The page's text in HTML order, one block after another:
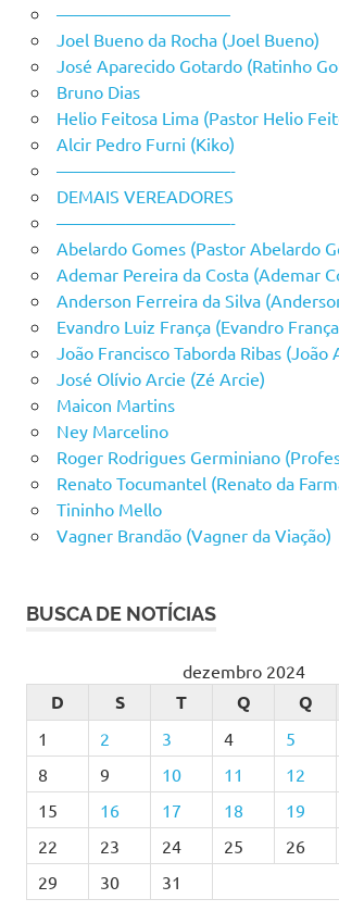
——————————
Joel Bueno da Rocha (Joel Bueno)
José Aparecido Gotardo (Ratinho
Bruno Dias
Helio Feitosa Lima (Pastor Helio
Alcir Pedro Furni (Kiko)
——————————-
DEMAIS VEREADORES
——————————-
Abelardo Gomes (Pastor Abelardo
Ademar Pereira da Costa (Ademar
Anderson Ferreira da Silva
Evandro Luiz França (Evandro
João Francisco Taborda Ribas (João
José Olívio Arcie (Zé Arcie)
Maicon Martins
Ney Marcelino
Roger Rodrigues Germiniano
Renato Tocumantel (Renato da
Tininho Mello
Vagner Brandão (Vagner da Viação)
BUSCA DE NOTÍCIAS
dezembro 2024
D S T Q Q
1 2 3 4 5
8
9 10 11 12
15
16 17 18 19
22
23 24 25 26
29
30 31